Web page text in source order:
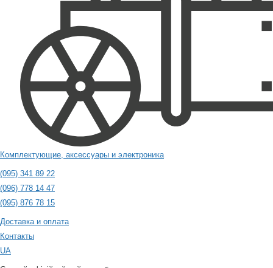
Комплектующие, аксессуары и электроника
(095) 341 89 22
(096) 778 14 47
(095) 876 78 15
Доставка и оплата
Контакты
UA